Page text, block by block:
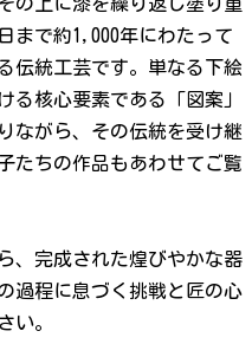
の上に漆を繰り返し塗り重
まで約1,000年にわたって
伝統工芸です。単なる下絵
る核心要素である「図案」
ながら、その伝統を受け継
たちの作品もあわせてご覧
、完成された煌びやかな器
程に息づく挑戦と匠の心
い。